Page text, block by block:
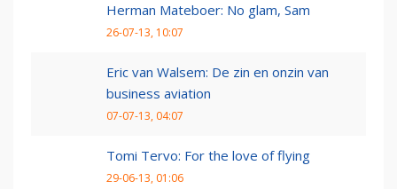
Herman Mateboer: No glam, Sam
26-07-13, 10:07
Eric van Walsem: De zin en onzin van
business aviation
07-07-13, 04:07
Tomi Tervo: For the love of flying
29-06-13, 01:06